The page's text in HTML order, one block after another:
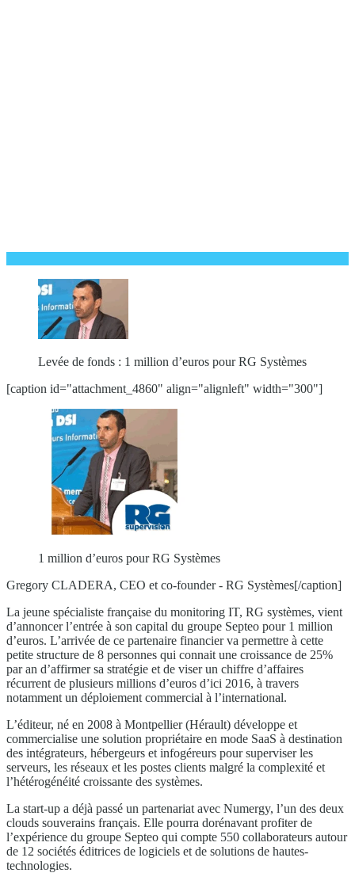
Levée de fonds : 1 million d’euros pour RG Systèmes
[caption id="attachment_4860" align="alignleft" width="300"]
1 million d’euros pour RG Systèmes
Gregory CLADERA, CEO et co-founder - RG Systèmes[/caption]
La jeune spécialiste française du monitoring IT, RG systèmes, vient
d’annoncer l’entrée à son capital du groupe Septeo pour 1 million
d’euros. L’arrivée de ce partenaire financier va permettre à cette
petite structure de 8 personnes qui connait une croissance de 25%
par an d’affirmer sa stratégie et de viser un chiffre d’affaires
récurrent de plusieurs millions d’euros d’ici 2016, à travers
notamment un déploiement commercial à l’international.
L’éditeur, né en 2008 à Montpellier (Hérault) développe et
commercialise une solution propriétaire en mode SaaS à destination
des intégrateurs, hébergeurs et infogéreurs pour superviser les
serveurs, les réseaux et les postes clients malgré la complexité et
l’hétérogénéité croissante des systèmes.
La start-up a déjà passé un partenariat avec Numergy, l’un des deux
clouds souverains français. Elle pourra dorénavant profiter de
l’expérience du groupe Septeo qui compte 550 collaborateurs autour
de 12 sociétés éditrices de logiciels et de solutions de hautes-
technologies.